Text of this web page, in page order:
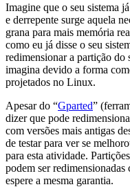
Imagine que o seu sistema
e derrepente surge aquela
grana para mais memória
como eu já disse o seu
redimensionar a partição do
imagina devido a forma
projetados no Linux.
Apesar do “Gparted”
dizer que pode
com versões mais antigas
de testar para ver se
para esta atividade.
podem ser
espere a mesma garantia.